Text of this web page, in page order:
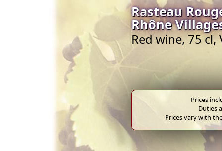
Rasteau
Rhône
Red wine, 75 cl,
Prices
Duties
Prices vary with